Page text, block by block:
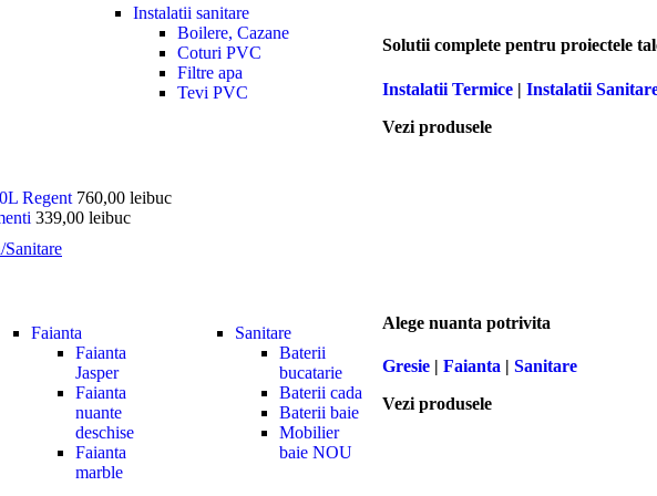
Instalatii sanitare
Boilere, Cazane
Coturi PVC
Filtre apa
Tevi PVC
Regent 760,00 leibuc
339,00 leibuc
Solutii complete pentru proiectele
Instalatii Termice | Instalatii
Vezi produsele
Sanitare
Faianta
Faianta
Jasper
Faianta
nuante
deschise
Faianta
marble
Sanitare
Baterii
bucatarie
Baterii cada
Baterii baie
Mobilier
baie NOU
Alege nuanta potrivita
Gresie | Faianta | Sanitare
Vezi produsele